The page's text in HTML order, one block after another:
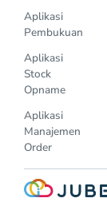
Aplikasi
Pembukuan
Aplikasi
Stock
Opname
Aplikasi
Manajemen
Order